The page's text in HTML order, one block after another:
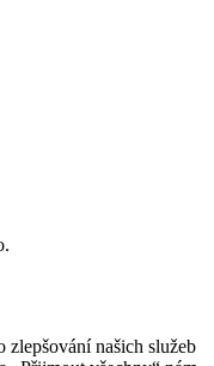
zlepšování našich služeb